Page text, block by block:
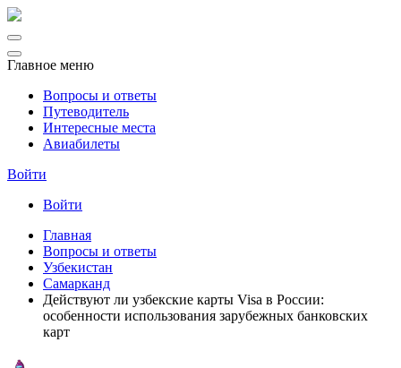
Главное меню
Вопросы и ответы
Путеводитель
Интересные места
Авиабилеты
Войти
Войти
Главная
Вопросы и ответы
Узбекистан
Самарканд
Действуют ли узбекские карты Visa в России:
особенности использования зарубежных банковских
карт